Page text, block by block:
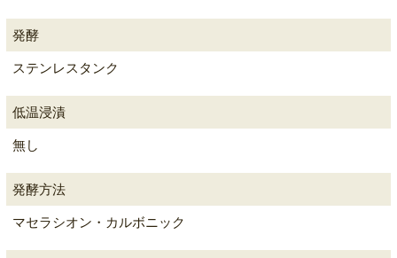
発酵
ステンレスタンク
低温浸漬
無し
発酵方法
マセラシオン・カルボニック